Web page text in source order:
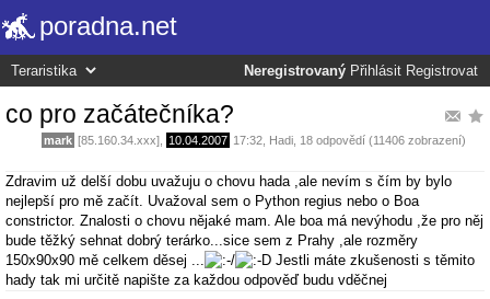
poradna.net
Neregistrovaný Přihlásit Registrovat
co pro začátečníka?
mark [85.160.34.xxx], 10.04.2007 17:32 Hadi , 18 odpovědí (11406 zobrazení)
Zdravim už delší dobu uvažuju o chovu hada ,ale nevím s čím by bylo
nejlepší pro mě začít. Uvažoval sem o Python regius nebo o Boa
constrictor. Znalosti o chovu nějaké mam. Ale boa má nevýhodu ,že pro něj
bude těžký sehnat dobrý terárko...sice sem z Prahy ,ale rozměry
150x90x90 mě celkem děsej ...
Jestli máte zkušenosti s těmito
hady tak mi určitě napište za každou odpověď budu vděčnej